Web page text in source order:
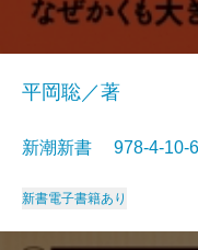
平岡聡／著
新潮新書 978-4-
新書電子書籍あり